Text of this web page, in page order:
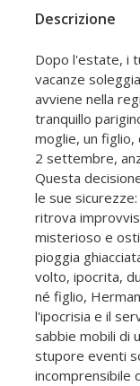
Descrizione
Dopo l'estate, i
vacanze
avviene nella
tranquillo
moglie, un
2 settembre,
Questa
le sue
ritrova
misterioso e
pioggia
volto, ipocrita,
né figlio,
l'ipocrisia e il
sabbie mobili di
stupore eventi
incomprensibile